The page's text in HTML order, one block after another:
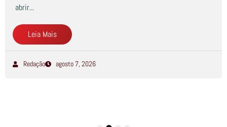
abrir...
Leia Mais
Redação agosto 7, 2026